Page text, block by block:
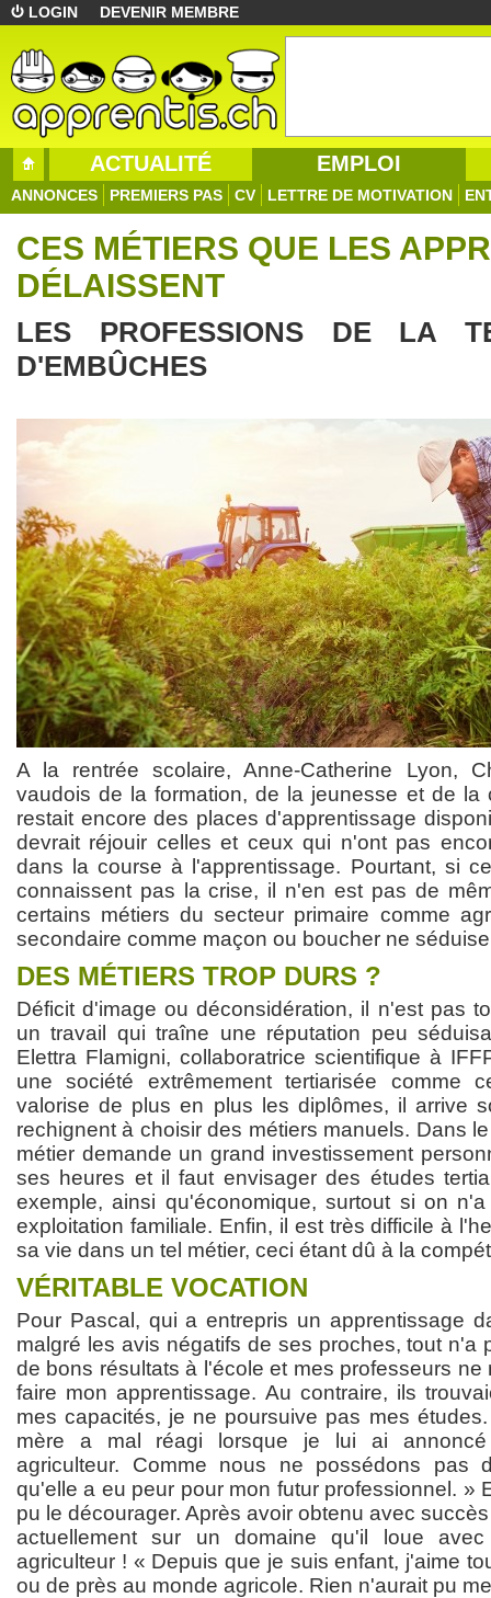
LOGIN DEVENIR MEMBRE
ACTUALITÉ EMPLOI
ANNONCES PREMIERS PAS CV LETTRE DE MOTIVATION
CES MÉTIERS QUE LES
DÉLAISSENT
LES PROFESSIONS DE LA
D'EMBÛCHES
A la rentrée scolaire, Anne-Catherine Lyon,
vaudois de la formation, de la jeunesse et de la
restait encore des places d'apprentissage
devrait réjouir celles et ceux qui n'ont pas
dans la course à l'apprentissage. Pourtant, si
connaissent pas la crise, il n'en est pas de
certains métiers du secteur primaire comme
secondaire comme maçon ou boucher ne
DES MÉTIERS TROP DURS ?
Déficit d'image ou déconsidération, il n'est pas
un travail qui traîne une réputation peu
Elettra Flamigni, collaboratrice scientifique à
une société extrêmement tertiarisée comme
valorise de plus en plus les diplômes, il arrive
rechignent à choisir des métiers manuels. Dans
métier demande un grand investissement
ses heures et il faut envisager des études
exemple, ainsi qu'économique, surtout si on
exploitation familiale. Enfin, il est très difficile à
sa vie dans un tel métier, ceci étant dû à la
VÉRITABLE VOCATION
Pour Pascal, qui a entrepris un apprentissage
malgré les avis négatifs de ses proches, tout n'a
de bons résultats à l'école et mes professeurs
faire mon apprentissage. Au contraire, ils
mes capacités, je ne poursuive pas mes
mère a mal réagi lorsque je lui ai annoncé
agriculteur. Comme nous ne possédons pas
qu'elle a eu peur pour mon futur professionnel. »
pu le décourager. Après avoir obtenu avec
actuellement sur un domaine qu'il loue
agriculteur ! « Depuis que je suis enfant, j'aime
ou de près au monde agricole. Rien n'aurait pu